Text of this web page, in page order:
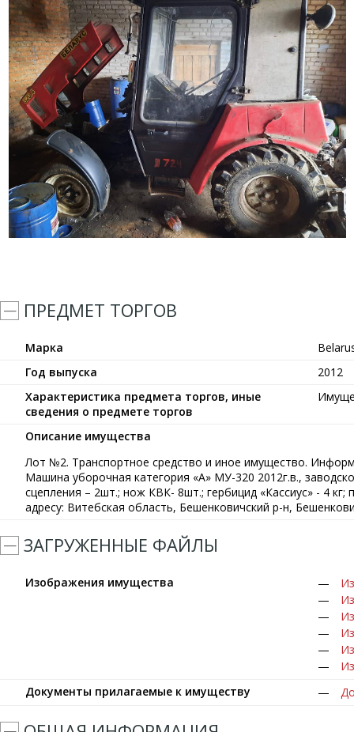
ПРЕДМЕТ ТОРГОВ
Марка
Год выпуска
2012
Характеристика предмета торгов, иные
сведения о предмете торгов
Описание имущества
Лот №2. Транспортное средство и иное имущество.
Машина уборочная категория «А» МУ-320 2012г.в.,
сцепления – 2шт.; нож КВК- 8шт.; гербицид «Кассиус» - 4
адресу: Витебская область, Бешенковичский р-н,
ЗАГРУЖЕННЫЕ ФАЙЛЫ
Изображения имущества
Документы прилагаемые к имуществу